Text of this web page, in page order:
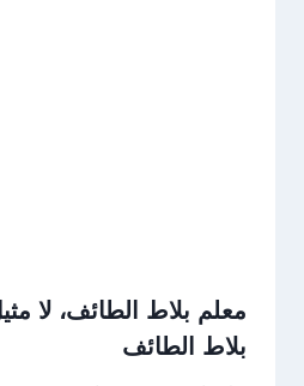
معلم بلاط الطائف، لا
بلاط الطائف